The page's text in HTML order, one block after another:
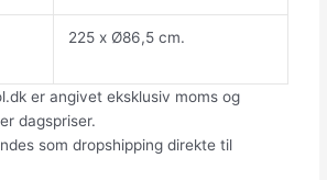
225 x Ø86,5 cm.
er angivet eksklusiv moms og
dagspriser.
som dropshipping direkte til